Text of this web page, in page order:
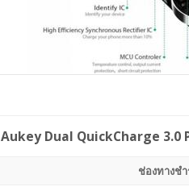
Aukey Dual QuickCharge 3.0
ช่องทางชำ